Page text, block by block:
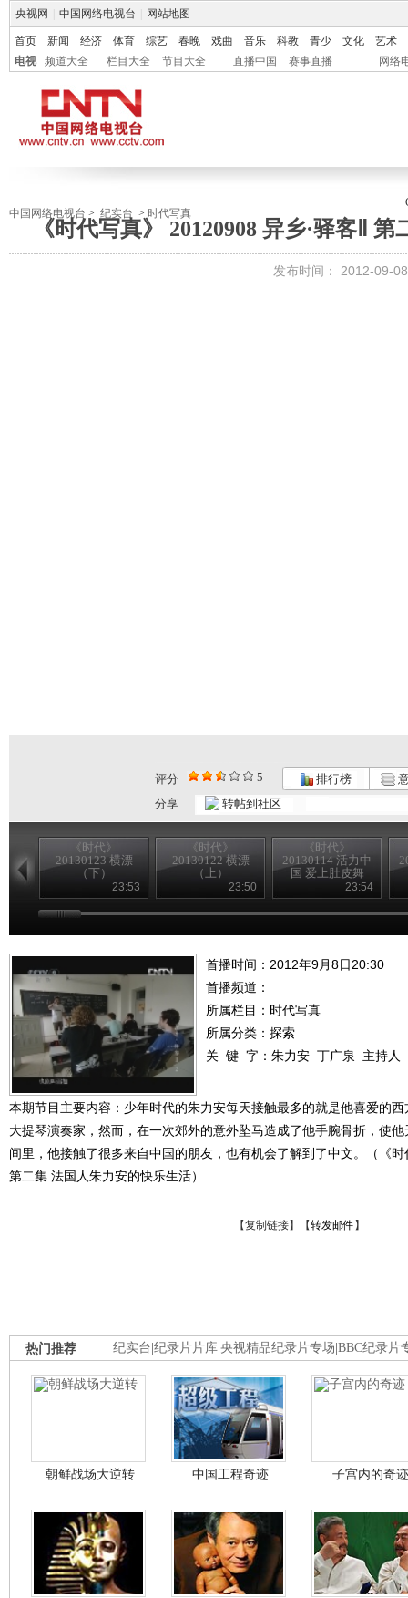
央视网 中国网络电视台 网站地图
首页 新闻 经济 体育 综艺 春晚 戏曲 音乐 科教 青少 文化
艺术
电视
频道大全 栏目大全 节目大全 直播中国 赛事直播 网络
中国网络电视台 > 纪实台 > 时代写真
《时代写真》 20120908 异乡·驿客Ⅱ
发布时间： 2012-09-
评分 5 排行榜
分享
转帖到社区
《时代》
20130123 横漂
（下）
23:53
《时代》
20130122 横漂
（上）
23:50
《时代》
20130114 活力中
国 爱上肚皮舞
23:54
首播时间：2012年9月8日20:30
首播频道：
所属栏目： 时代写真
所属分类：探索
关 键 字： 朱力安 丁广泉 主持人
本期节目主要内容：少年时代的朱力安每天接触最多的就是他喜爱的
大提琴演奏家，然而，在一次郊外的意外坠马造成了他手腕骨折，使
间里，他接触了很多来自中国的朋友，也有机会了解到了中文。（《
第二集 法国人朱力安的快乐生活）
【复制链接】【转发邮件 】
纪实台 纪录片片库 央视精品纪录片专场 BBC纪录片
热门推荐
朝鲜战场大逆转 中国工程奇迹 子宫内的奇迹